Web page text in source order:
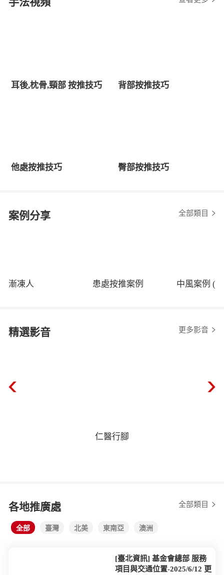
耳後,枕骨,頸部 按推技巧 背部按推技巧
他處按推技巧 臀部按推技巧
案例分享 全部類目
漸凍人 患處按推案例 中風案例 (
精選影音 更多影音
仁醫行腳
各地推廣處 全部類目
全部 臺灣 北美 東南亞 澳洲
[臺北資訊] 基金會總部 服務
項目與交通位置-2025/6/12 更